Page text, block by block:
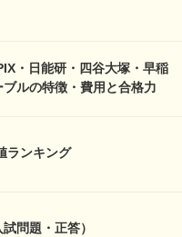
・日能研・四谷大塚・早稲
ルの特徴・費用と合格力
ランキング
問題・正答）